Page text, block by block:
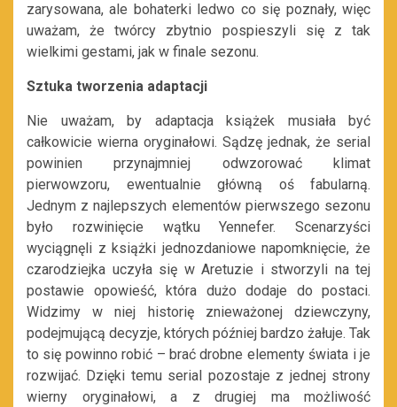
zarysowana, ale bohaterki ledwo co się poznały, więc
uważam, że twórcy zbytnio pospieszyli się z tak
wielkimi gestami, jak w finale sezonu.
Sztuka tworzenia adaptacji
Nie uważam, by adaptacja książek musiała być
całkowicie wierna oryginałowi. Sądzę jednak, że serial
powinien przynajmniej odwzorować klimat
pierwowzoru, ewentualnie główną oś fabularną.
Jednym z najlepszych elementów pierwszego sezonu
było rozwinięcie wątku Yennefer. Scenarzyści
wyciągnęli z książki jednozdaniowe napomknięcie, że
czarodziejka uczyła się w Aretuzie i stworzyli na tej
postawie opowieść, która dużo dodaje do postaci.
Widzimy w niej historię znieważonej dziewczyny,
podejmującą decyzje, których później bardzo żałuje. Tak
to się powinno robić – brać drobne elementy świata i je
rozwijać. Dzięki temu serial pozostaje z jednej strony
wierny oryginałowi, a z drugiej ma możliwość